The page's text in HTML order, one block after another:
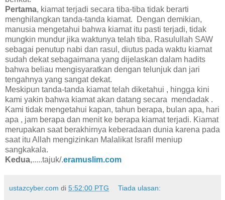
Pertama, kiamat terjadi secara tiba-tiba tidak berarti
menghilangkan tanda-tanda kiamat. Dengan demikian,
manusia mengetahui bahwa kiamat itu pasti terjadi, tidak
mungkin mundur jika waktunya telah tiba. Rasulullah SAW
sebagai penutup nabi dan rasul, diutus pada waktu kiamat
sudah dekat sebagaimana yang dijelaskan dalam hadits
bahwa beliau mengisyaratkan dengan telunjuk dan jari
tengahnya yang sangat dekat.
Meskipun tanda-tanda kiamat telah diketahui , hingga kini
kami yakin bahwa kiamat akan datang secara mendadak .
Kami tidak mengetahui kapan, tahun berapa, bulan apa, hari
apa , jam berapa dan menit ke berapa kiamat terjadi. Kiamat
merupakan saat berakhirnya keberadaan dunia karena pada
saat itu Allah mengizinkan Malalikat Israfil meniup
sangkakala.
Kedua,.....tajuk/.eramuslim.com
ustazcyber.com di 5:52:00 PTG Tiada ulasan: